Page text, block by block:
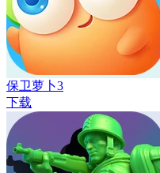
保卫萝卜3
下载